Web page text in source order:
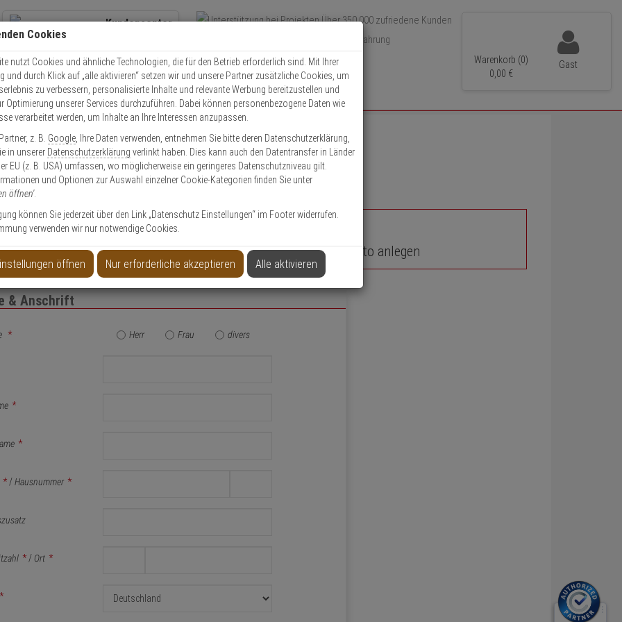
Kundencenter
Kontaktservice nutzen
Mo. - Do.: 8:00 - 16:30 Fr. 8:00 - 14:00 Uhr
Über 350.000 zufriedene Kunden
Über 15 Jahre Erfahrung
Schneller Versand
Warenkorb (0)
0, 00 €
Gast
EXPERT-Security für Privatkunden
Das Beste für Ihre Sicherheit!
anlegen Privatkunden-Konto anlegen
& Anschrift
* Herr Frau divers
*
*
* /Hausnummer *
* / Ort *
*
Cookies
nutzt Cookies und ähnliche Technologien, die für den Betrieb erforderlich sind. Mit Ihrer
und durch Klick auf „alle aktivieren“ setzen wir und unsere Partner zusätzliche Cookies, um
zu verbessern, personalisierte Inhalte und relevante Werbung bereitzustellen und
Optimierung unserer Services durchzuführen. Dabei können personenbezogene Daten wie
verarbeitet werden, um Inhalte an Ihre Interessen anzupassen.
z. B. Google , Ihre Daten verwenden, entnehmen Sie bitte deren Datenschutzerklärung,
in unserer Datenschutzerklärung verlinkt haben. Dies kann auch den Datentransfer in Länder
EU (z. B. USA) umfassen, wo möglicherweise ein geringeres Datenschutzniveau gilt.
und Optionen zur Auswahl einzelner Cookie-Kategorien finden Sie unter
öffnen'.
können Sie jederzeit über den Link „Datenschutz Einstellungen“ im Footer widerrufen.
verwenden wir nur notwendige Cookies.
öffnen Nur erforderliche akzeptieren Alle aktivieren